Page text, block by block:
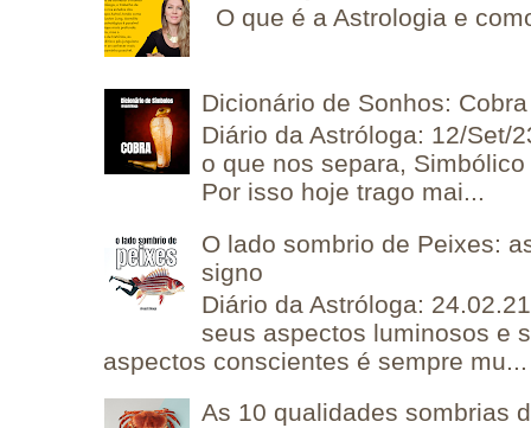
O que é a Astrologia e
Dicionário de Sonhos: Cobra
Diário da Astróloga: 12/Set/
o que nos separa,
Por isso hoje trago mai...
O lado sombrio de Peixes:
signo
Diário da Astróloga:
seus aspectos luminosos e
aspectos conscientes é sempre mu...
As 10 qualidades sombrias